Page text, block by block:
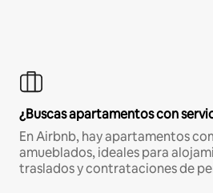
¿Buscas apartamentos con
En Airbnb, hay apartamentos
amueblados, ideales para
traslados y contrataciones de